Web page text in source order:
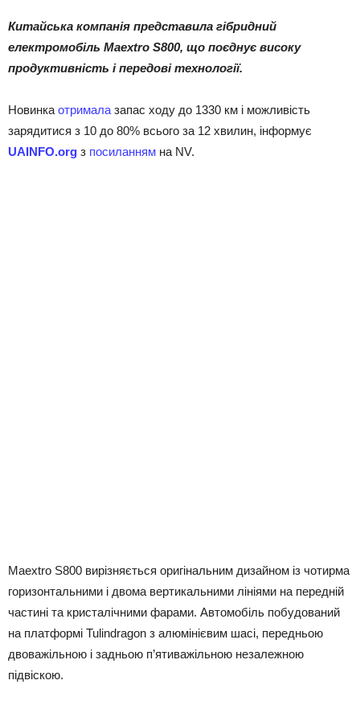
Китайська компанія представила гібридний
електромобіль Maextro S800, що поєднує високу
продуктивність і передові технології.
Новинка отримала запас ходу до 1330 км і можливість
зарядитися з 10 до 80% всього за 12 хвилин, інформує
UAINFO.org з посиланням на NV.
Maextro S800 вирізняється оригінальним дизайном із чотирма
горизонтальними і двома вертикальними лініями на передній
частині та кристалічними фарами. Автомобіль побудований
на платформі Tulindragon з алюмінієвим шасі, передньою
двоважільною і задньою п’ятиважільною незалежною
підвіскою.